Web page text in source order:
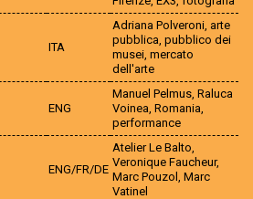
ITA
Adriana Polveroni, arte
pubblica, pubblico dei
musei, mercato
dell'arte
ENG
Manuel Pelmus, Raluca
Voinea, Romania,
performance
ENG/FR/DE
Atelier Le Balto,
Veronique Faucheur,
Marc Pouzol , Marc
Vatinel